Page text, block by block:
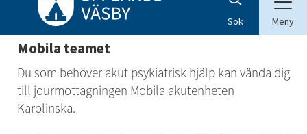
Sök Meny
Mobila teamet
Du som behöver akut psykiatrisk hjälp kan vända dig
till jourmottagningen Mobila akutenheten
Karolinska.